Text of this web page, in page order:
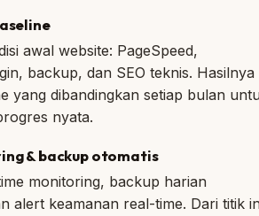
awal website: PageSpeed,
backup, dan SEO teknis. Hasilnya
yang dibandingkan setiap bulan
nyata.
& backup otomatis
monitoring, backup harian
alert keamanan real-time. Dari titik